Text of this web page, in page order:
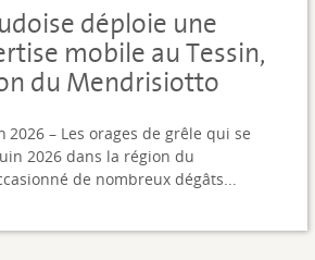
déploie une
mobile au Tessin,
du Mendrisiotto
2026 – Les orages de grêle qui se
2026 dans la région du
de nombreux dégâts...